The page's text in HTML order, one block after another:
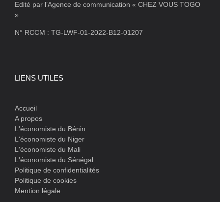
Edité par l’Agence de communication « CHEZ VOUS TOGO
»
N° RCCM : TG-LWF-01-2022-B12-01207
LIENS UTILES
Accueil
A propos
L'économiste du Bénin
L'économiste du Niger
L'économiste du Mali
L'économiste du Sénégal
Politique de confidentialités
Politique de cookies
Mention légale